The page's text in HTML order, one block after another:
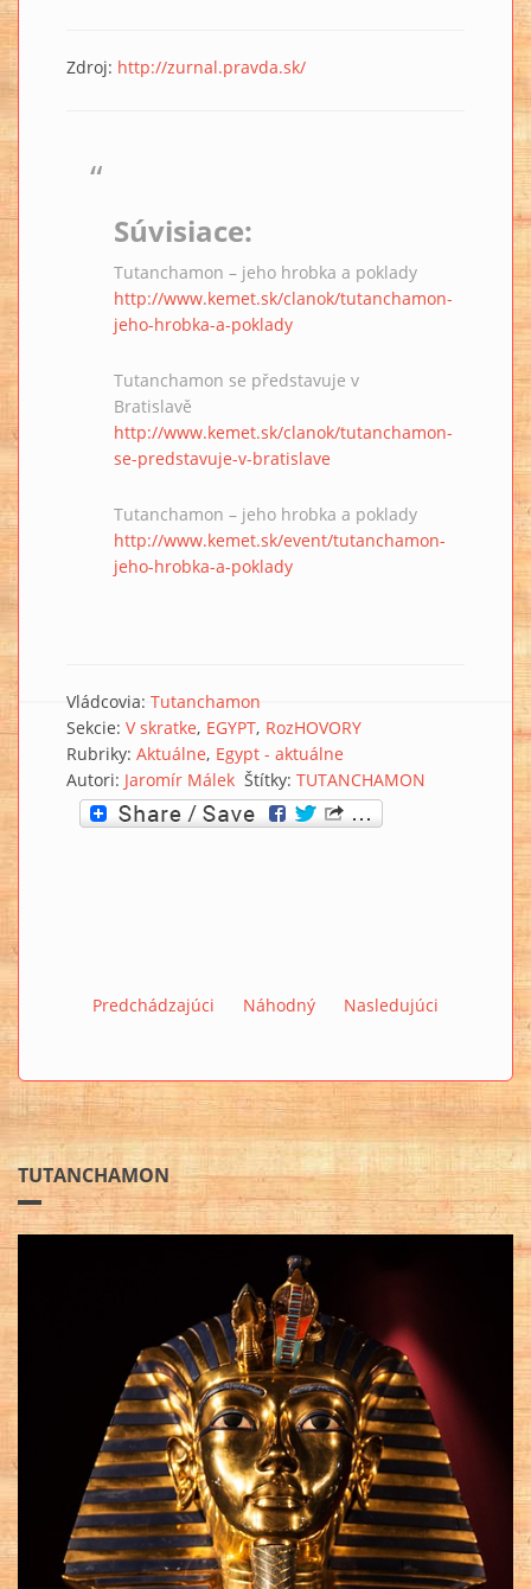
Zdroj: http://zurnal.pravda.sk/
Súvisiace:
Tutanchamon – jeho hrobka a poklady
http://www.kemet.sk/clanok/tutanchamon-
jeho-hrobka-a-poklady
Tutanchamon se představuje v
Bratislavě
http://www.kemet.sk/clanok/tutanchamon-
se-predstavuje-v-bratislave
Tutanchamon – jeho hrobka a poklady
http://www.kemet.sk/event/tutanchamon-
jeho-hrobka-a-poklady
Vládcovia: Tutanchamon
Sekcie: V skratke EGYPT RozHOVORY
Rubriky: Aktuálne Egypt - aktuálne
Autori: Jaromír Málek Štítky: TUTANCHAMON
Predchádzajúci Náhodný Nasledujúci
TUTANCHAMON